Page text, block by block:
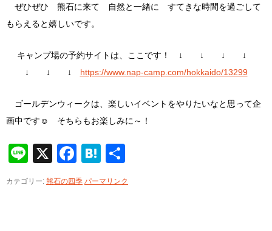
ぜひぜひ 熊石に来て 自然と一緒に すてきな時間を過ごして
もらえると嬉しいです。
キャンプ場の予約サイトは、ここです！ ↓ ↓ ↓ ↓
↓ ↓ ↓ https://www.nap-camp.com/hokkaido/13299
ゴールデンウィークは、楽しいイベントをやりたいなと思って企
画中です☺ そちらもお楽しみに～！
Line
X Facebook
Hatena
カテゴリー: 熊石の四季 パーマリンク